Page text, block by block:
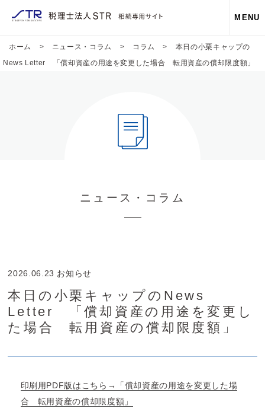
MENU
ホーム > ニュース・コラム > コラム >
本日の小栗キャップの
News Letter 「償却資産の用途を変更した場合 転用資産の償却限度額」
ニュース・コラム
2026.06.23 お知らせ
本日の小栗キャップのNews
Letter 「償却資産の用途を変更し
た場合 転用資産の償却限度額」
印刷用PDF版はこちら→「償却資産の用途を変更した場
合 転用資産の償却限度額」